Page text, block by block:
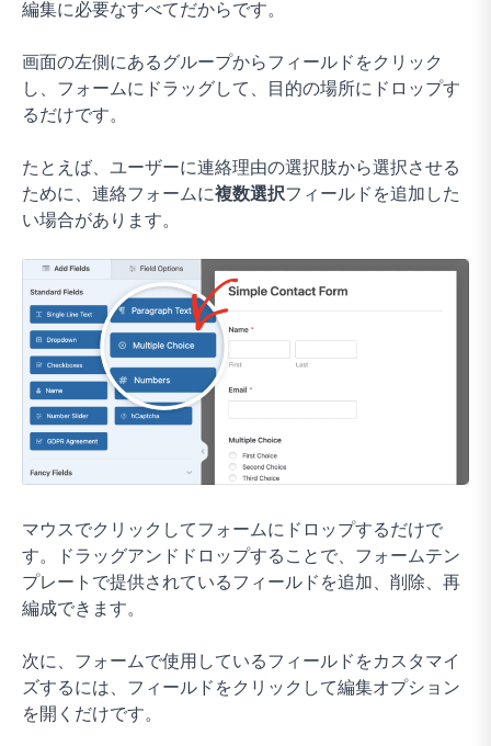
編集に必要なすべてだからです。
画面の左側にあるグループからフィールドをクリック
し、フォームにドラッグして、目的の場所にドロップす
るだけです。
たとえば、ユーザーに連絡理由の選択肢から選択させる
ために、連絡フォームに複数選択フィールドを追加した
い場合があります。
マウスでクリックしてフォームにドロップするだけで
す。ドラッグアンドドロップすることで、フォームテン
プレートで提供されているフィールドを追加、削除、再
編成できます。
次に、フォームで使用しているフィールドをカスタマイ
ズするには、フィールドをクリックして編集オプション
を開くだけです。